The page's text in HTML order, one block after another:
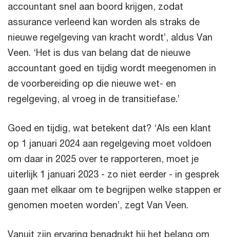
accountant snel aan boord krijgen, zodat
assurance verleend kan worden als straks de
nieuwe regelgeving van kracht wordt’, aldus Van
Veen. ‘Het is dus van belang dat de nieuwe
accountant goed en tijdig wordt meegenomen in
de voorbereiding op die nieuwe wet- en
regelgeving, al vroeg in de transitiefase.’
Goed en tijdig, wat betekent dat? ‘Als een klant
op 1 januari 2024 aan regelgeving moet voldoen
om daar in 2025 over te rapporteren, moet je
uiterlijk 1 januari 2023 - zo niet eerder - in gesprek
gaan met elkaar om te begrijpen welke stappen er
genomen moeten worden’, zegt Van Veen.
Vanuit zijn ervaring benadrukt hij het belang om